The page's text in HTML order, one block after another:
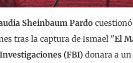
Sheinbaum Pardo
tras la captura de Ismael "El
(FBI) donara a